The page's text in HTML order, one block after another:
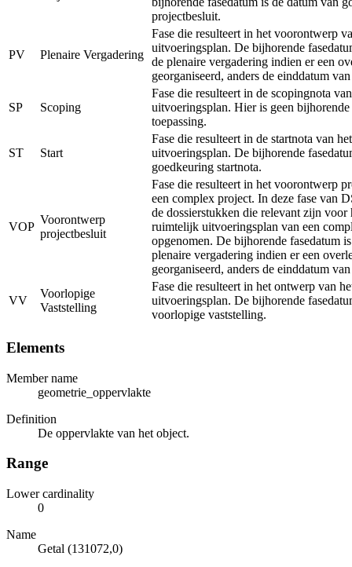
projectbesluit.
PV Plenaire Vergadering
Fase die resulteert in het voorontwerp
uitvoeringsplan. De bijhorende
de plenaire vergadering indien er een
georganiseerd, anders de einddatum
SP Scoping
Fase die resulteert in de scopingnota
uitvoeringsplan. Hier is geen bijhorende
toepassing.
ST Start
Fase die resulteert in de startnota van
uitvoeringsplan. De bijhorende
goedkeuring startnota.
VOP
Voorontwerp
projectbesluit
Fase die resulteert in het voorontwerp
een complex project. In deze fase van
de dossierstukken die relevant zijn
ruimtelijk uitvoeringsplan van een
opgenomen. De bijhorende fasedatum
plenaire vergadering indien er een
georganiseerd, anders de einddatum
VV
Voorlopige
Vaststelling
Fase die resulteert in het ontwerp van
uitvoeringsplan. De bijhorende
voorlopige vaststelling.
Elements
Member name
geometrie_oppervlakte
Definition
De oppervlakte van het object.
Range
Lower cardinality
0
Name
Getal (131072,0)